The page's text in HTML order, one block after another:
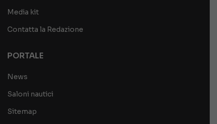
Media kit
Contatta la Redazione
PORTALE
News
Saloni nautici
Sitemap